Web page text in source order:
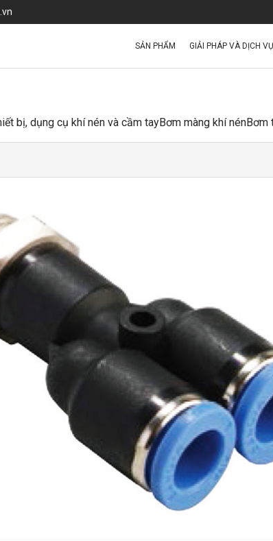
SẢN PHẨM GIẢI PHÁP VÀ DỊCH VỤ
bị, dụng cụ khí nén và cầm tayBơm màng khí nénBơm